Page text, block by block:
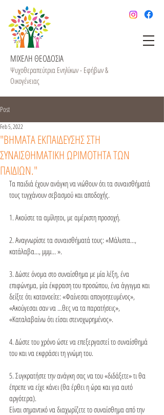
ΜΙΧΕΛΗ ΘΕΟΔΟΣΙΑ
Ψυχοθεραπεύτρια Ενηλίκων - Εφήβων &
Οικογένειας
Post
"ΒΗΜΑΤΑ ΕΚΠΑΙΔΕΥΣΗΣ ΣΤΗ
ΣΥΝΑΙΣΘΗΜΑΤΙΚΗ ΩΡΙΜΟΤΗΤΑ ΤΩΝ
ΠΑΙΔΙΩΝ."
Feb 5, 2022
Τα παιδιά έχουν ανάγκη να νιώθουν ότι τα συναισθήματά
τους τυγχάνουν σεβασμού και αποδοχής.
1. Ακούστε τα αμίλητοι, με αμέριστη προσοχή.
2. Αναγνωρίστε τα συναισθήματά τους: «Μάλιστα…,
κατάλαβα…, μμμ… ».
3. Δώστε όνομα στο συναίσθημα με μία λέξη, ένα
επιφώνημα, μία έκφραση του προσώπου, ένα άγγιγμα και
δείξτε ότι κατανοείτε: «Φαίνεσαι απογοητευμένος»,
«Ακούγεσαι σαν να …θες να τα παρατήσεις»,
«Καταλαβαίνω ότι είσαι στενοχωρημένος».
4. Δώστε του χρόνο ώστε να επεξεργαστεί το συναίσθημά
του και να εκφράσει τη γνώμη του.
5. Συγκρατήστε την ανάγκη σας να του «διδάξετε» τι θα
έπρεπε να είχε κάνει (θα έρθει η ώρα και για αυτό
αργότερα).
Είναι σημαντικό να διαχωρίζετε το συναίσθημα από την